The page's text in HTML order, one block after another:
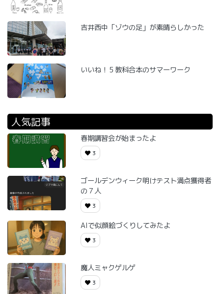
吉井西中「ゾウの足」が素晴らしかった
いいね！５教科合本のサマーワーク
人気記事
春期講習会が始まったよ
3
ゴールデンウィーク明けテスト満点獲得者
の７人
3
AIで似顔絵づくりしてみたよ
3
魔人ミャクゲルゲ
3